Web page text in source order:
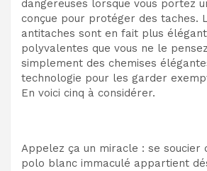
dangereuses lorsque vous portez
conçue pour protéger des taches.
antitaches sont en fait plus
polyvalentes que vous ne le
simplement des chemises
technologie pour les garder
En voici cinq à considérer.
Appelez ça un miracle : se soucier
polo blanc immaculé appartient